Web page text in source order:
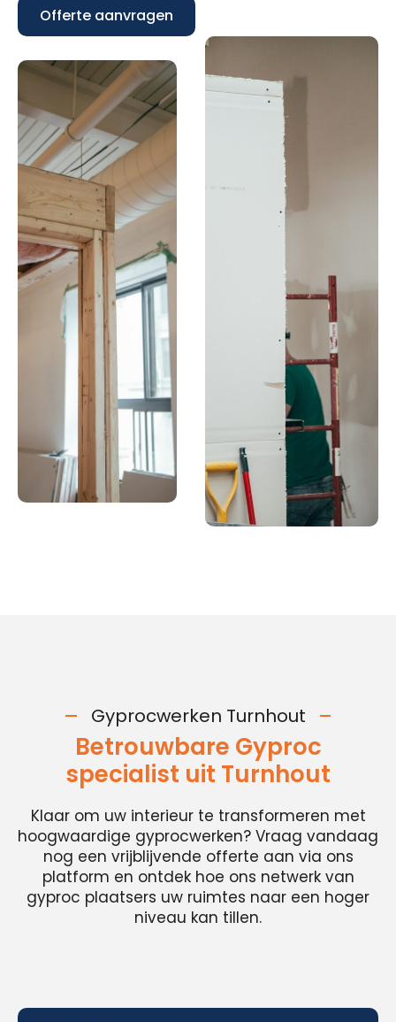
Offerte aanvragen
Gyprocwerken Turnhout
Betrouwbare Gyproc
specialist uit Turnhout
Klaar om uw interieur te transformeren met
hoogwaardige gyprocwerken? Vraag vandaag
nog een vrijblijvende offerte aan via ons
platform en ontdek hoe ons netwerk van
gyproc plaatsers uw ruimtes naar een hoger
niveau kan tillen.